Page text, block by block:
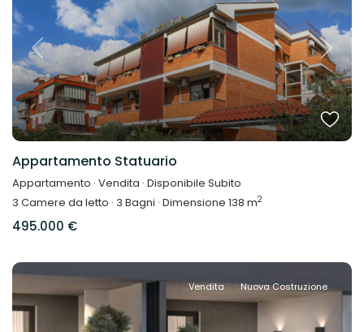
Previous Next
Appartamento Statuario
Appartamento · Vendita · Disponibile Subito
3 Camere da letto · 3 Bagni · Dimensione 138 m2
495.000 €
Vendita Nuova Costruzione